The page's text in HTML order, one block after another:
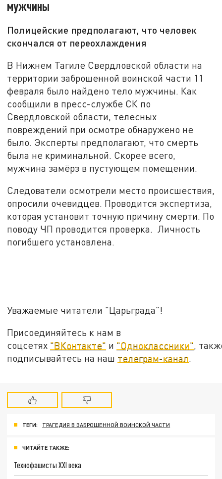
мужчины
Полицейские предполагают, что человек
скончался от переохлаждения
В Нижнем Тагиле Свердловской области на
территории заброшенной воинской части 11
февраля было найдено тело мужчины. Как
сообщили в пресс-службе СК по
Свердловской области, телесных
повреждений при осмотре обнаружено не
было. Эксперты предполагают, что смерть
была не криминальной. Скорее всего,
мужчина замёрз в пустующем помещении.
Следователи осмотрели место происшествия,
опросили очевидцев. Проводится экспертиза,
которая установит точную причину смерти. По
поводу ЧП проводится проверка. Личность
погибшего установлена.
Уважаемые читатели "Царьграда"!
Присоединяйтесь к нам в
соцсетях "ВКонтакте" и "Одноклассники",
подписывайтесь на наш телеграм-канал.
ТЕГИ: ТРАГЕДИЯ В ЗАБРОШЕННОЙ ВОИНСКОЙ ЧАСТИ
ЧИТАЙТЕ ТАКЖЕ:
Технофашисты XXI века